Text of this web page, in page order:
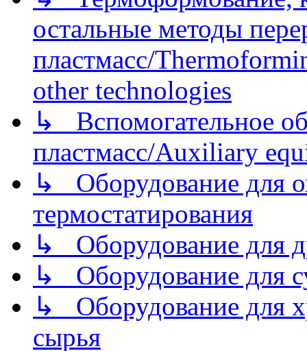
остальные методы
пластмасс/
other technologies
↳ Вспомогательное
пластмасс/Auxiliary
↳ Оборудование для
термостатирования
↳ Оборудование для
↳ Оборудование для
↳ Оборудование для
сырья